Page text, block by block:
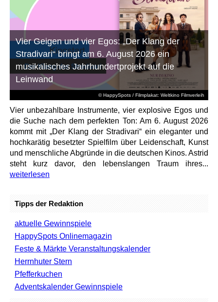
© HappySpots / Filmplakat: Weltkino Filmverleih
Vier Geigen und vier Egos: „Der Klang der
Stradivari“ bringt am 6. August 2026 ein
musikalisches Jahrhundertprojekt auf die
Leinwand
Vier unbezahlbare Instrumente, vier explosive Egos und
die Suche nach dem perfekten Ton: Am 6. August 2026
kommt mit „Der Klang der Stradivari“ ein eleganter und
hochkarätig besetzter Spielfilm über Leidenschaft, Kunst
und menschliche Abgründe in die deutschen Kinos. Astrid
steht kurz davor, den lebenslangen Traum ihres...
weiterlesen
Tipps der Redaktion
aktuelle Gewinnspiele
HappySpots Onlinemagazin
Feste & Märkte Veranstaltungskalender
Herrnhuter Stern
Pfefferkuchen
Adventskalender Gewinnspiele